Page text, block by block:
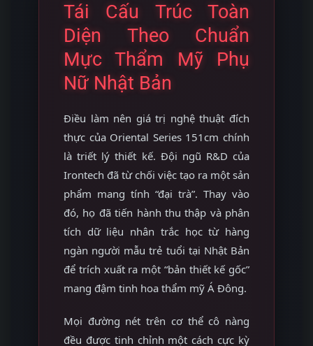
Tái Cấu Trúc Toàn
Diện Theo Chuẩn
Mực Thẩm Mỹ Phụ
Nữ Nhật Bản
Điều làm nên giá trị nghệ thuật đích
thực của Oriental Series 151cm chính
là triết lý thiết kế. Đội ngũ R&D của
Irontech đã từ chối việc tạo ra một sản
phẩm mang tính “đại trà”. Thay vào
đó, họ đã tiến hành thu thập và phân
tích dữ liệu nhân trắc học từ hàng
ngàn người mẫu trẻ tuổi tại Nhật Bản
để trích xuất ra một “bản thiết kế gốc”
mang đậm tinh hoa thẩm mỹ Á Đông.
Mọi đường nét trên cơ thể cô nàng
đều được tinh chỉnh một cách cực kỳ